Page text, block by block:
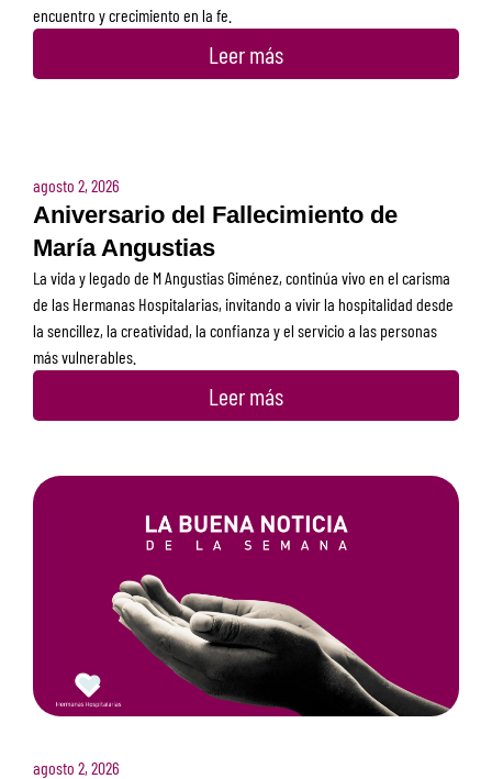
encuentro y crecimiento en la fe.
Leer más
agosto 2, 2026
Aniversario del Fallecimiento de
María Angustias
La vida y legado de M Angustias Giménez, continúa vivo en el carisma
de las Hermanas Hospitalarias, invitando a vivir la hospitalidad desde
la sencillez, la creatividad, la confianza y el servicio a las personas
más vulnerables.
Leer más
agosto 2, 2026